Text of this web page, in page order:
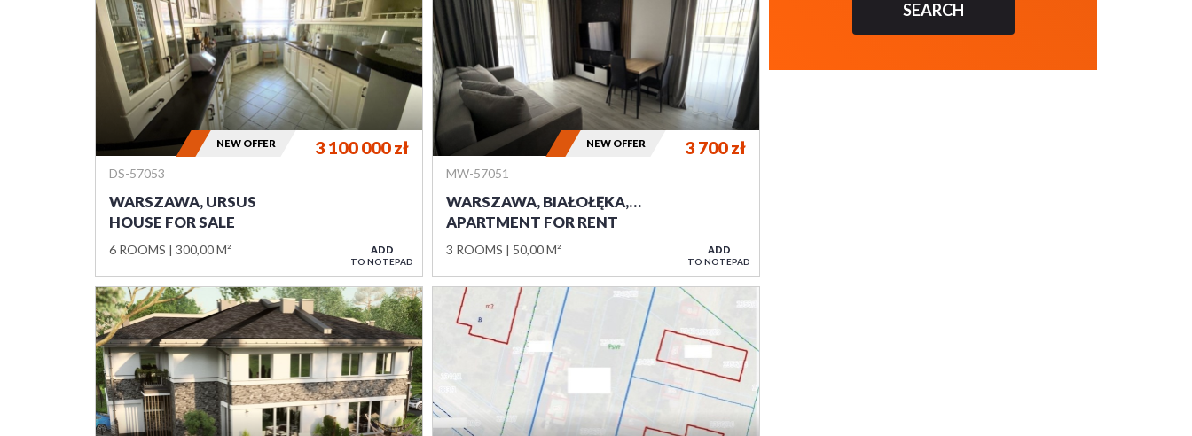
DS-57053
WARSZAWA, URSUS
HOUSE FOR SALE
6 ROOMS 300,00 M²
3 100 000zł
NEW OFFER
ADD
TO NOTEPAD
MW-57051
WARSZAWA, BIAŁOŁĘKA,…
APARTMENT FOR RENT
3 ROOMS 50,00 M²
3 700zł
NEW OFFER
ADD
TO NOTEPAD